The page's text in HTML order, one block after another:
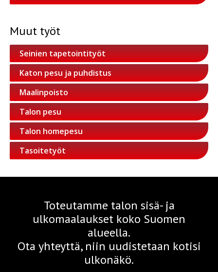
Muut työt
Seinien tapetointityöt
Katon pesu ja puhdistus
Maalinpoisto
Talon pesu
Talon homepesu
Tasoitetyöt
Toteutamme talon sisä- ja
ulkomaalaukset koko Suomen
alueella.
Ota yhteyttä, niin uudistetaan kotisi
ulkonäkö.